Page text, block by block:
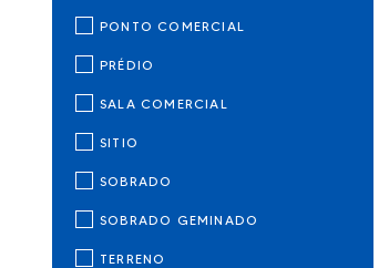
PONTO COMERCIAL
PRÉDIO
SALA COMERCIAL
SITIO
SOBRADO
SOBRADO GEMINADO
TERRENO